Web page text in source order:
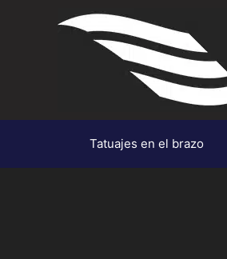
Tatuajes en el brazo